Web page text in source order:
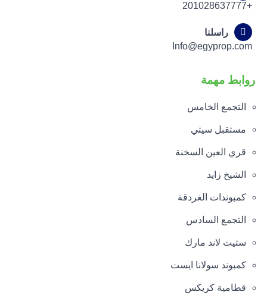
+201028637777
راسلنا
Info@egyprop.com
روابط مهمة
التجمع الخامس
مستقبل سيتي
قري العين السخنة
الشيخ زايد
كمبوندات الغردقة
التجمع السادس
ستيت لاند مارك
كمبوند سولانا ايست
قطامية كريكس